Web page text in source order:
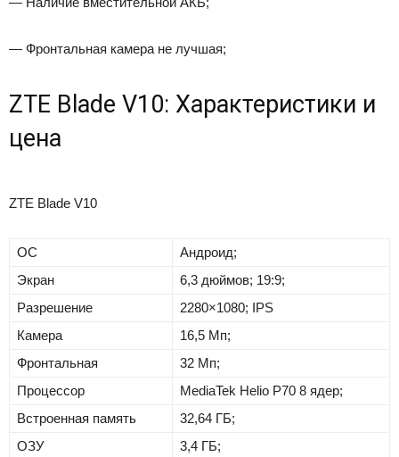
— Фронтальная камера не лучшая;
ZTE Blade V10: Характеристики и
цена
ZTE Blade V10
ОС
Андроид;
Экран
6,3 дюймов; 19:9;
Разрешение
2280×1080; IPS
Камера
16,5 Мп;
Фронтальная
32 Мп;
Процессор
MediaTek Helio P70 8 ядер;
Встроенная память
32,64 ГБ;
ОЗУ
3,4 ГБ;